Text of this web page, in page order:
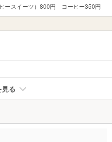
ースイーツ）800円 コーヒー350円
る